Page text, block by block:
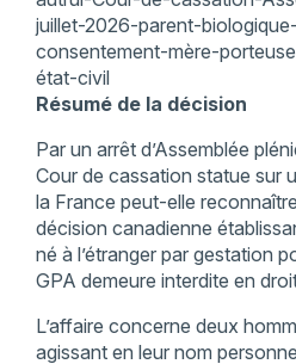
juillet-2026-parent-
consentement-mère-
état-civil
Résumé de la décision
Par un arrêt d’Assemblée
Cour de cassation statue sur
la France peut-elle
décision canadienne
né à l’étranger par gestation
GPA demeure interdite en
L’affaire concerne deux
agissant en leur nom